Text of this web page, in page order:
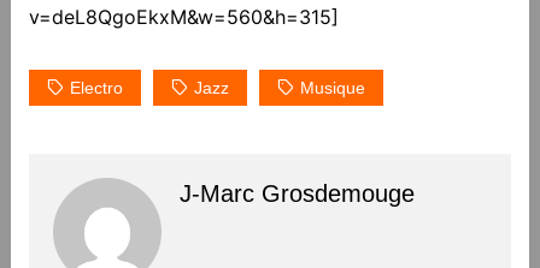
v=deL8QgoEkxM&w=560&h=315]
Electro Jazz Musique
J-Marc Grosdemouge